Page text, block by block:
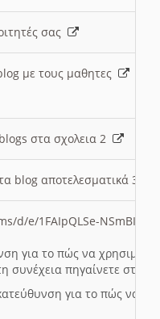
σας
με τους μαθητες
στα σχολεια 2
blog αποτελεσματικά 3
d/e/1FAIpQLSe-NSmBI-
για το πώς να
συνέχεια πηγαίνετε στο
για το πώς να